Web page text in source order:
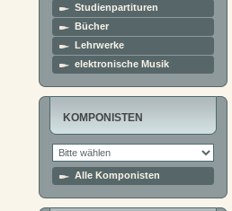
Studienpartituren
Bücher
Lehrwerke
elektronische Musik
KOMPONISTEN
Alle Komponisten